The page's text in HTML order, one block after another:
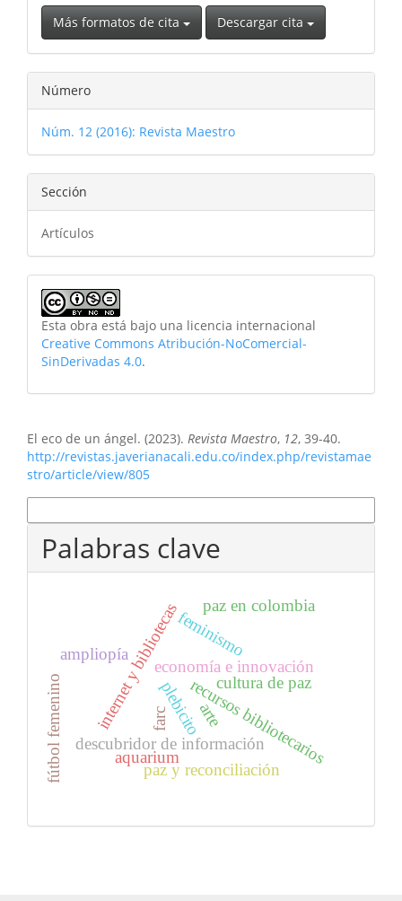
Más formatos de cita Descargar cita
Número
Núm. 12 (2016): Revista Maestro
Sección
Artículos
Esta obra está bajo una licencia internacional
Creative Commons Atribución-NoComercial-
SinDerivadas 4.0.
El eco de un ángel. (2023). Revista Maestro, 12, 39-40.
http://revistas.javerianacali.edu.co/index.php/revistamae
stro/article/view/805
Palabras clave
descubridor de información
recursos bibliotecarios
aquarium
internet y bibliotecaseconomía e innovación
ampliopía
fútbol femenino
feminismo
arte
paz en colombia
cultura de paz
plebicito
paz y reconciliación
farc